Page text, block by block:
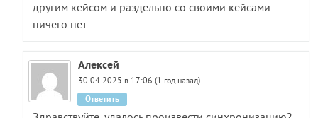
другим кейсом и раздельно со своими кейсами
ничего нет.
Алексей
30.04.2025 в 17:06 (1 год назад)
Ответить